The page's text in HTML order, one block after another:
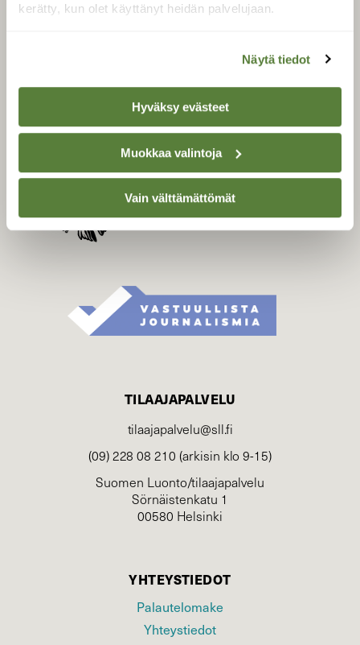
kerätty, kun olet käyttänyt heidän palvelujaan.
Näytä tiedot
Hyväksy evästeet
Muokkaa valintoja
Vain välttämättömät
Äänestä parasta juttua
SUOMEN LUONNON­
SUOJELU­LIITTO
Suomen Luonto -lehden
kustantaja onSuomen
TILAAJAPALVELU
tilaajapalvelu@sll.fi
(09) 228 08 210 (arkisin klo 9-15)
Suomen Luonto/tilaajapalvelu
Sörnäistenkatu 1
00580 Helsinki
YHTEYSTIEDOT
Palautelomake
Yhteystiedot